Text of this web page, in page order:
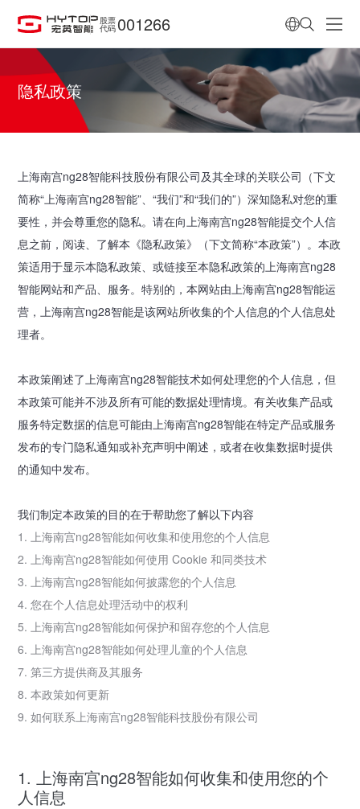
股票
代码 001266
隐私政策
上海南宫ng28智能科技股份有限公司及其全球的关联公司（下文
简称“上海南宫ng28智能”、“我们”和“我们的”）深知隐私对您的重
要性，并会尊重您的隐私。请在向上海南宫ng28智能提交个人信
息之前，阅读、了解本《隐私政策》（下文简称“本政策”）。本政
策适用于显示本隐私政策、或链接至本隐私政策的上海南宫ng28
智能网站和产品、服务。特别的，本网站由上海南宫ng28智能运
营，上海南宫ng28智能是该网站所收集的个人信息的个人信息处
理者。
本政策阐述了上海南宫ng28智能技术如何处理您的个人信息，但
本政策可能并不涉及所有可能的数据处理情境。有关收集产品或
服务特定数据的信息可能由上海南宫ng28智能在特定产品或服务
发布的专门隐私通知或补充声明中阐述，或者在收集数据时提供
的通知中发布。
我们制定本政策的目的在于帮助您了解以下内容
1. 上海南宫ng28智能如何收集和使用您的个人信息
2. 上海南宫ng28智能如何使用 Cookie 和同类技术
3. 上海南宫ng28智能如何披露您的个人信息
4. 您在个人信息处理活动中的权利
5. 上海南宫ng28智能如何保护和留存您的个人信息
6. 上海南宫ng28智能如何处理儿童的个人信息
7. 第三方提供商及其服务
8. 本政策如何更新
9. 如何联系上海南宫ng28智能科技股份有限公司
1. 上海南宫ng28智能如何收集和使用您的个
人信息